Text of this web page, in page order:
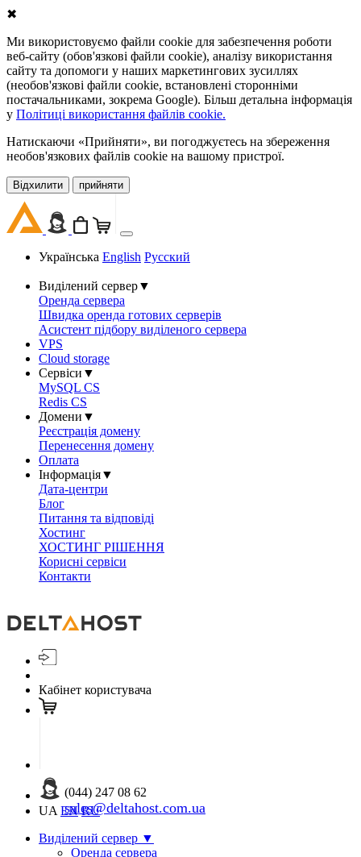
✖
Ми використовуємо файли cookie для забезпечення роботи
веб-сайту (обов'язкові файли cookie), аналізу використання
сайту та допомоги у наших маркетингових зусиллях
(необов'язкові файли cookie, встановлені сторонніми
постачальниками, зокрема Google). Більш детальна інформація
у Політиці використання файлів cookie.
Натискаючи «Прийняти», ви погоджуєтесь на збереження
необов'язкових файлів cookie на вашому пристрої.
Відхилити прийняти
Українська English Русский
Виділений сервер▼
Оренда сервера
Швидка оренда готових серверів
Асистент підбору виділеного сервера
VPS
Cloud storage
Сервіси ▼
MySQL CS
Redis CS
Домени ▼
Реєстрація домену
Перенесення домену
Оплата
Інформація▼
Дата-центри
Блог
Питання та відповіді
Хостинг
ХОСТИНГ РІШЕННЯ
Корисні сервіси
Контакти
Кабінет користувача
(044) 247 08 62
sales@deltahost.com.ua
UA EN RU
Виділений сервер ▼
Оренда сервера